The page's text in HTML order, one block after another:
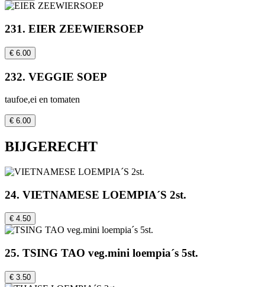
231. EIER ZEEWIERSOEP
€ 6.00
232. VEGGIE SOEP
taufoe,ei en tomaten
€ 6.00
BIJGERECHT
24. VIETNAMESE LOEMPIA´S 2st.
€ 4.50
25. TSING TAO veg.mini loempia´s 5st.
€ 3.50